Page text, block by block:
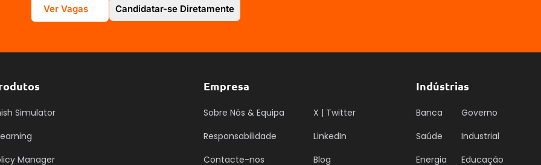
Ver Vagas Candidatar-se Diretamente
Simulator
Manager
Empresa
Sobre Nós & Equipa
Responsabilidade
Contacte-nos
X | Twitter
LinkedIn
Blog
Indústrias
Banca
Saúde
Energia
Governo
Industrial
Educação